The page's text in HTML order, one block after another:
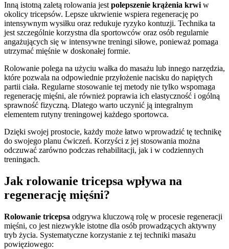
Inną istotną zaletą rolowania jest polepszenie krążenia krwi w
okolicy tricepsów. Lepsze ukrwienie wspiera regenerację po
intensywnym wysiłku oraz redukuje ryzyko kontuzji. Technika ta
jest szczególnie korzystna dla sportowców oraz osób regularnie
angażujących się w intensywne treningi siłowe, ponieważ pomaga
utrzymać mięśnie w doskonałej formie.
Rolowanie polega na użyciu wałka do masażu lub innego narzędzia,
które pozwala na odpowiednie przyłożenie nacisku do napiętych
partii ciała. Regularne stosowanie tej metody nie tylko wspomaga
regenerację mięśni, ale również poprawia ich elastyczność i ogólną
sprawność fizyczną. Dlatego warto uczynić ją integralnym
elementem rutyny treningowej każdego sportowca.
Dzięki swojej prostocie, każdy może łatwo wprowadzić tę technikę
do swojego planu ćwiczeń. Korzyści z jej stosowania można
odczuwać zarówno podczas rehabilitacji, jak i w codziennych
treningach.
Jak rolowanie tricepsa wpływa na
regenerację mięśni?
Rolowanie tricepsa odgrywa kluczową rolę w procesie regeneracji
mięśni, co jest niezwykle istotne dla osób prowadzących aktywny
tryb życia. Systematyczne korzystanie z tej techniki masażu
powięziowego: